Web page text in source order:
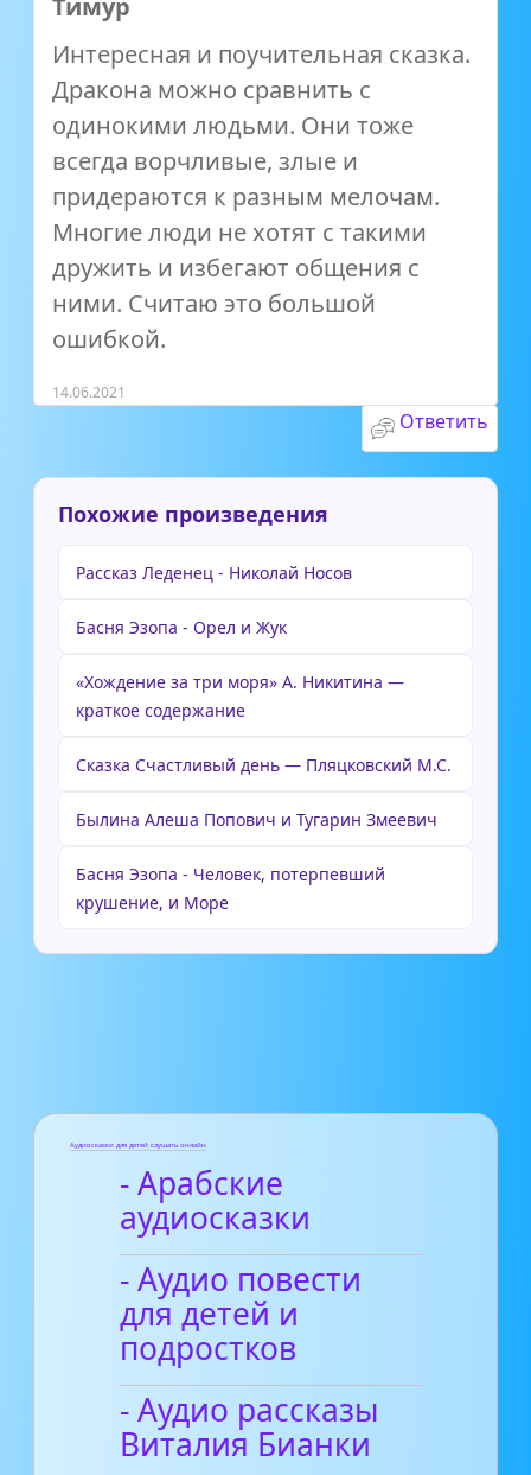
Тимур
Интересная и поучительная сказка.
Дракона можно сравнить с
одинокими людьми. Они тоже
всегда ворчливые, злые и
придераются к разным мелочам.
Многие люди не хотят с такими
дружить и избегают общения с
ними. Считаю это большой
ошибкой.
14.06.2021
Ответить
Похожие произведения
Рассказ Леденец - Николай Носов
Басня Эзопа - Орел и Жук
«Хождение за три моря» А. Никитина —
краткое содержание
Сказка Счастливый день — Пляцковский М.С.
Былина Алеша Попович и Тугарин Змеевич
Басня Эзопа - Человек, потерпевший
крушение, и Море
Аудиосказки для детей слушать онлайн
- Арабские
аудиосказки
- Аудио повести
для детей и
подростков
- Аудио рассказы
Виталия Бианки